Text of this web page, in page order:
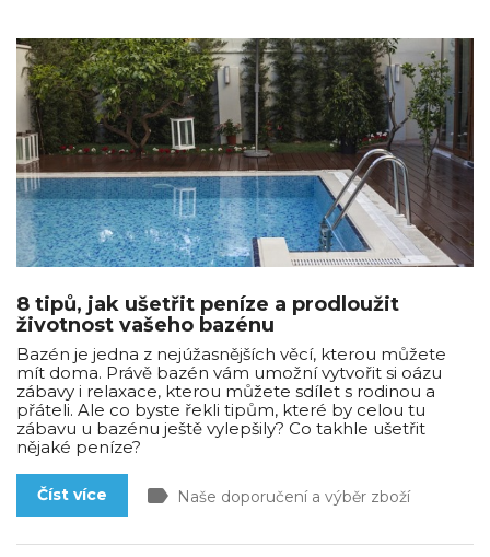
8 tipů, jak ušetřit peníze a prodloužit
životnost vašeho bazénu
Bazén je jedna z nejúžasnějších věcí, kterou můžete
mít doma. Právě bazén vám umožní vytvořit si oázu
zábavy i relaxace, kterou můžete sdílet s rodinou a
přáteli. Ale co byste řekli tipům, které by celou tu
zábavu u bazénu ještě vylepšily? Co takhle ušetřit
nějaké peníze?
Číst více label Naše doporučení a výběr zboží